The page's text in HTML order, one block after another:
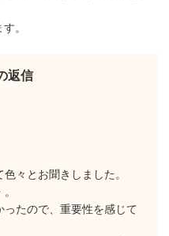
。
返信
々とお聞きしました。
たので、重要性を感じて